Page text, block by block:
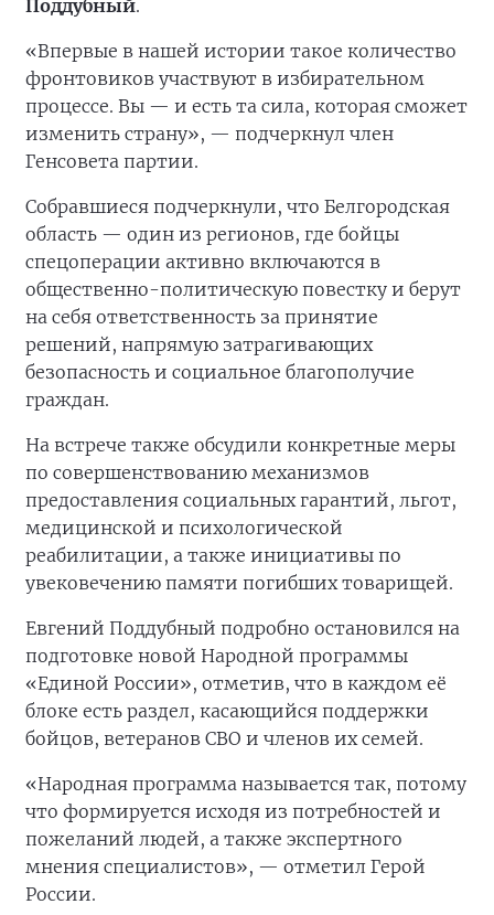
Поддубный.
«Впервые в нашей истории такое количество
фронтовиков участвуют в избирательном
процессе. Вы — и есть та сила, которая сможет
изменить страну», — подчеркнул член
Генсовета партии.
Собравшиеся подчеркнули, что Белгородская
область — один из регионов, где бойцы
спецоперации активно включаются в
общественно-политическую повестку и берут
на себя ответственность за принятие
решений, напрямую затрагивающих
безопасность и социальное благополучие
граждан.
На встрече также обсудили конкретные меры
по совершенствованию механизмов
предоставления социальных гарантий, льгот,
медицинской и психологической
реабилитации, а также инициативы по
увековечению памяти погибших товарищей.
Евгений Поддубный подробно остановился на
подготовке новой Народной программы
«Единой России», отметив, что в каждом её
блоке есть раздел, касающийся поддержки
бойцов, ветеранов СВО и членов их семей.
«Народная программа называется так, потому
что формируется исходя из потребностей и
пожеланий людей, а также экспертного
мнения специалистов», — отметил Герой
России.